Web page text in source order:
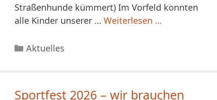
Straßenhunde kümmert) Im Vorfeld konnten
alle Kinder unserer … Weiterlesen …
Kategorien
Aktuelles
Sportfest 2026 – wir brauchen